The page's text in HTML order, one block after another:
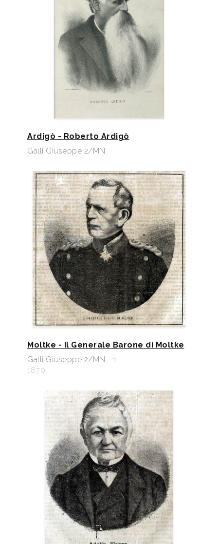
Ardigò - Roberto Ardigò
Galli Giuseppe 2/MN
Moltke - Il Generale Barone di Moltke
Galli Giuseppe 2/MN - 1
1870